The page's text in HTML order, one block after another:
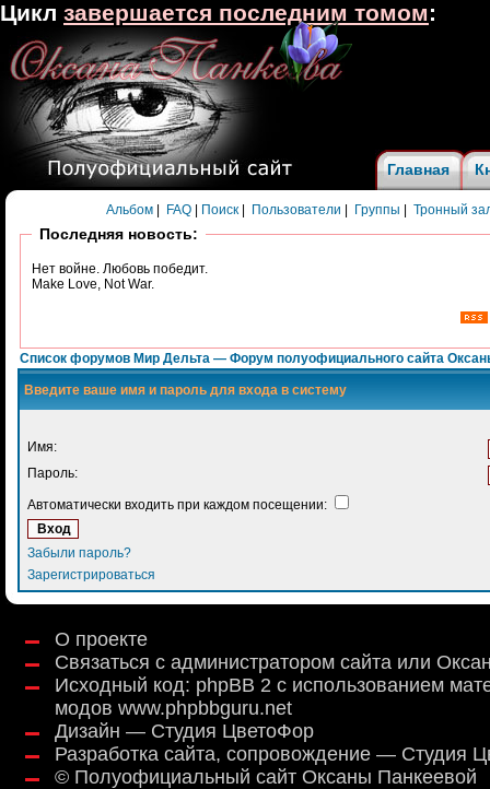
Главная
Альбом FAQ Поиск Пользователи Группы Тронный
Последняя новость:
Нет войне. Любовь победит.
Make Love, Not War.
Список форумов Мир Дельта — Форум полуофициального сайта
Введите ваше имя и пароль для входа в систему
Имя:
Пароль:
Автоматически входить при каждом посещении:
Забыли пароль?
Зарегистрироваться
О проекте
Связаться с администратором сайта или
Исходный код: phpBB 2 с использованием
модов www.phpbbguru.net
Дизайн — Студия ЦветоФор
Разработка сайта, сопровождение — Студия
© Полуофициальный сайт Оксаны Панкеевой
Цикл завершается последним томом: